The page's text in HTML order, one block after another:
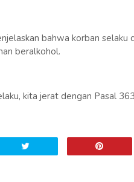
bahwa korban
beralkohol.
kita jerat dengan Pasal